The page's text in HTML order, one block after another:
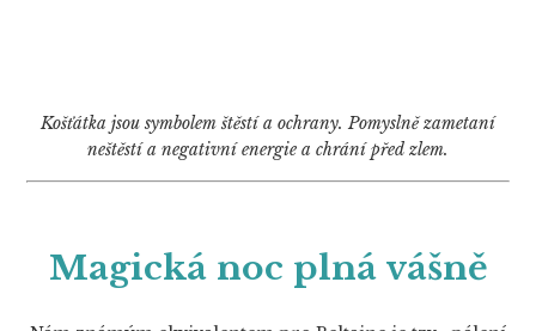
Košťátka jsou symbolem štěstí a ochrany. Pomyslně zametaní
neštěstí a negativní energie a chrání před zlem.
Magická noc plná vášně